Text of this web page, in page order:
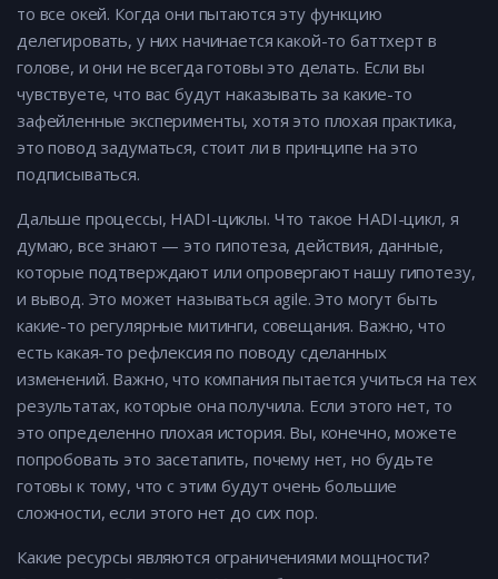
то все окей. Когда они пытаются эту функцию
делегировать, у них начинается какой-то баттхерт в
голове, и они не всегда готовы это делать. Если вы
чувствуете, что вас будут наказывать за какие-то
зафейленные эксперименты, хотя это плохая практика,
это повод задуматься, стоит ли в принципе на это
подписываться.
Дальше процессы, HADI-циклы. Что такое HADI-цикл, я
думаю, все знают — это гипотеза, действия, данные,
которые подтверждают или опровергают нашу гипотезу,
и вывод. Это может называться agile. Это могут быть
какие-то регулярные митинги, совещания. Важно, что
есть какая-то рефлексия по поводу сделанных
изменений. Важно, что компания пытается учиться на тех
результатах, которые она получила. Если этого нет, то
это определенно плохая история. Вы, конечно, можете
попробовать это засетапить, почему нет, но будьте
готовы к тому, что с этим будут очень большие
сложности, если этого нет до сих пор.
Какие ресурсы являются ограничениями мощности?